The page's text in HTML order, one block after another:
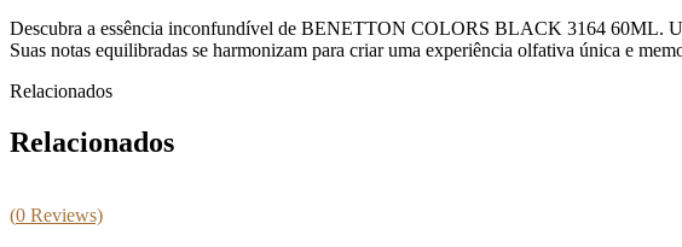
60ML
Descubra a essência inconfundível de BENETTON COLORS BLACK 3164 60ML.
Suas notas equilibradas se harmonizam para criar uma experiência olfativa única e
Relacionados
Relacionados
(0 Reviews)